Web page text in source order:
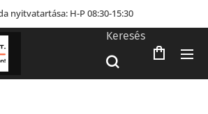
nyitvatartása: H-P 08:30-15:30
Keresés